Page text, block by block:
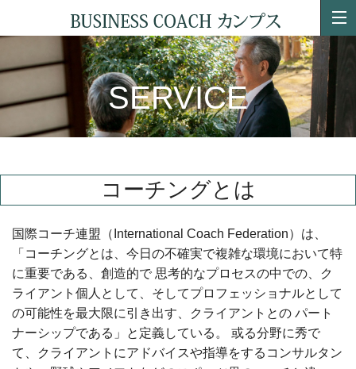
SERVICE
コーチングとは
国際コーチ連盟（International Coach Federation）は、
「コーチングとは、今日の不確実で複雑な環境において特
に重要である、創造的で 思考的なプロセスの中での、ク
ライアント個人として、そしてプロフェッショナルとして
の可能性を最大限に引き出す、クライアントとの パート
ナーシップである」と定義している。
或る分野に秀で
て、クライアントにアドバイスや指導をするコンサルタン